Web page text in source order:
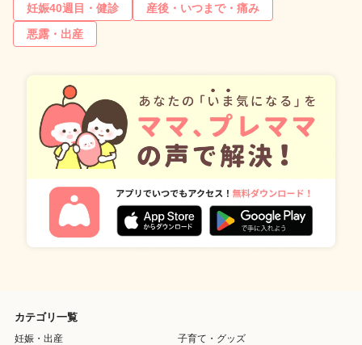
妊娠40週目・健診
産後・いつまで・痛み
悪露・出産
カテゴリ一覧
妊娠・出産
子育て・グッズ